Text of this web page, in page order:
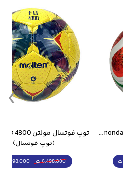
توپ فوتبال جام جهانی 2026 Trionda مشابه اورجینال
(توپ فوتسال)
6,498,000 ت 5,298,000 ت